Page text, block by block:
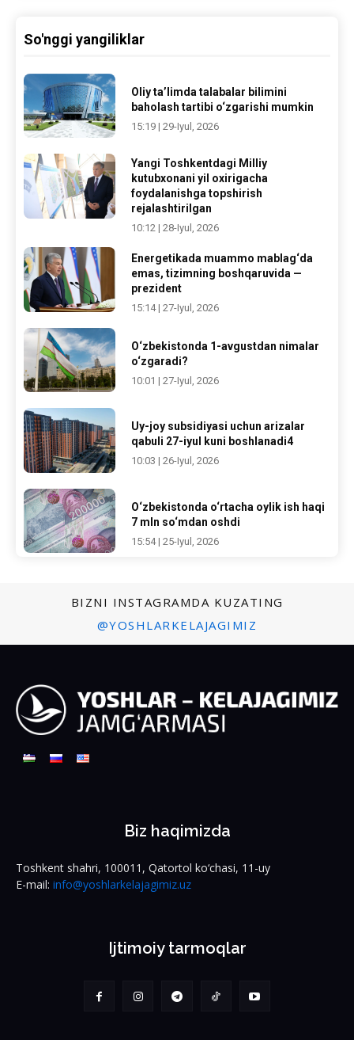
So'nggi yangiliklar
Oliy ta’limda talabalar bilimini
baholash tartibi o‘zgarishi mumkin
15:19 | 29-Iyul, 2026
Yangi Toshkentdagi Milliy
kutubxonani yil oxirigacha
foydalanishga topshirish
rejalashtirilgan
10:12 | 28-Iyul, 2026
Energetikada muammo mablag‘da
emas, tizimning boshqaruvida —
prezident
15:14 | 27-Iyul, 2026
O‘zbekistonda 1-avgustdan nimalar
o‘zgaradi?
10:01 | 27-Iyul, 2026
Uy-joy subsidiyasi uchun arizalar
qabuli 27-iyul kuni boshlanadi4
10:03 | 26-Iyul, 2026
O‘zbekistonda o‘rtacha oylik ish haqi
7 mln so‘mdan oshdi
15:54 | 25-Iyul, 2026
BIZNI INSTAGRAMDA KUZATING
@YOSHLARKELAJAGIMIZ
Biz haqimizda
Toshkent shahri, 100011, Qatortol ko‘chasi, 11-uy
E-mail: info@yoshlarkelajagimiz.uz
Ijtimoiy tarmoqlar